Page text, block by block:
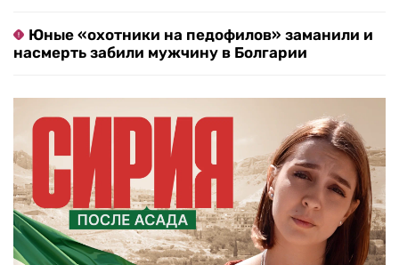
Юные «охотники на педофилов» заманили и
насмерть забили мужчину в Болгарии